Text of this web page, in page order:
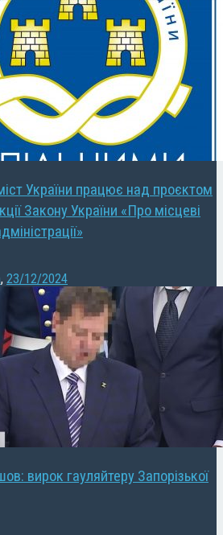
України працює над проєктом
Закону України «Про місцеві
, 23/12/2024
вирок гауляйтеру Запорізької